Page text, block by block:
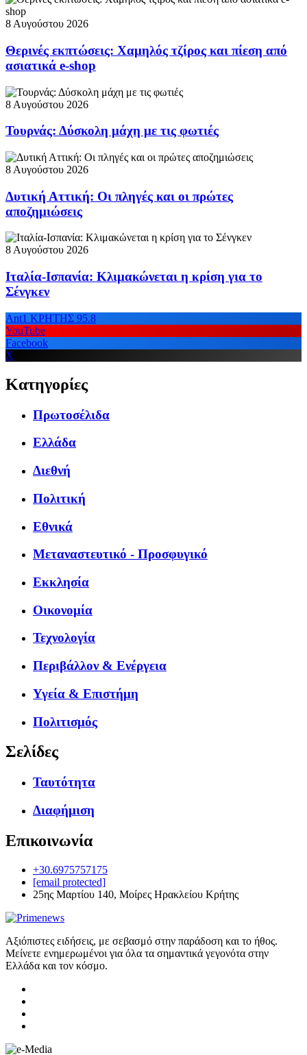
8 Αυγούστου 2026
Θερινές εκπτώσεις: Χαμηλός τζίρος και πίεση από
ασιατικά e-shop
8 Αυγούστου 2026
Τουρνάς: Δύσκολη μάχη με τις φωτιές
8 Αυγούστου 2026
Δυτική Αττική: Οι πληγές και οι πρώτες
αποζημιώσεις
8 Αυγούστου 2026
Ιταλία-Ισπανία: Κλιμακώνεται η κρίση για το
Σένγκεν
Ant1 ΚΡΗΤΗΣ 95.8
YouTube
Facebook
X
Κατηγορίες
Πρωτοσέλιδα
Ελλάδα
Διεθνή
Πολιτική
Εθνικά
Μεταναστευτικό - Προσφυγικό
Εκκλησία
Οικονομία
Τεχνολογία
Περιβάλλον & Ενέργεια
Υγεία & Επιστήμη
Πολιτισμός
Σελίδες
Ταυτότητα
Διαφήμιση
Επικοινωνία
+30.6975757175
[email protected]
25ης Μαρτίου 140, Μοίρες Ηρακλείου Κρήτης
Αξιόπιστες ειδήσεις, με σεβασμό στην παράδοση και το ήθος.
Μείνετε ενημερωμένοι για όλα τα σημαντικά γεγονότα στην
Ελλάδα και τον κόσμο.